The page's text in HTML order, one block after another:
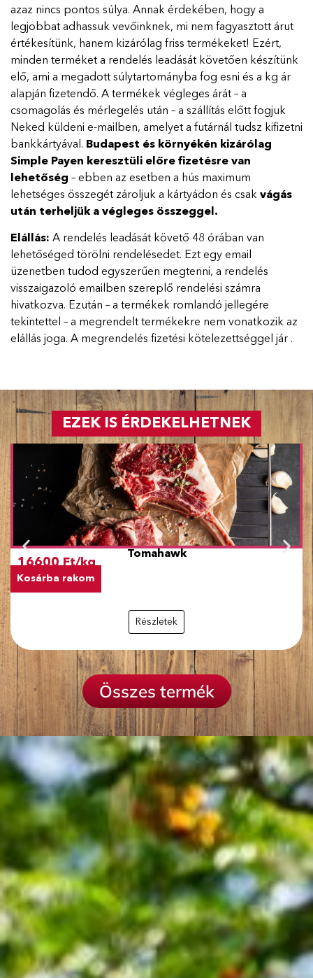
azaz nincs pontos súlya. Annak érdekében, hogy a
legjobbat adhassuk vevőinknek, mi nem fagyasztott árut
értékesítünk, hanem kizárólag friss termékeket! Ezért,
minden terméket a rendelés leadását követően készítünk
elő, ami a megadott súlytartományba fog esni és a kg ár
alapján fizetendő. A termékek végleges árát – a
csomagolás és mérlegelés után – a szállítás előtt fogjuk
Neked küldeni e-mailben, amelyet a futárnál tudsz kifizetni
bankkártyával. Budapest és környékén kizárólag
Simple Payen keresztüli előre fizetésre van
lehetőség – ebben az esetben a hús maximum
lehetséges összegét zároljuk a kártyádon és csak vágás
után terheljük a végleges összeggel.
Elállás: A rendelés leadását követő 48 órában van
lehetőséged törölni rendelésedet. Ezt egy email
üzenetben tudod egyszerűen megtenni, a rendelés
visszaigazoló emailben szereplő rendelési számra
hivatkozva. Ezután – a termékek romlandó jellegére
tekintettel – a megrendelt termékekre nem vonatkozik az
elállás joga. A megrendelés fizetési kötelezettséggel jár .
EZEK IS ÉRDEKELHETNEK
Tomahawk
16600 Ft/kg
Kosárba rakom
Részletek
Összes termék